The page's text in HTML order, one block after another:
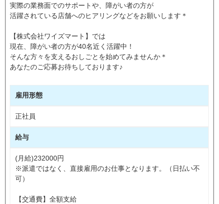
実際の業務面でのサポートや、障がい者の方が
活躍されている店舗へのヒアリングなどをお願いします＊
【株式会社ワイズマート】では
現在、障がい者の方が40名近く活躍中！
そんな方々を支えるおしごとを始めてみませんか＊
あなたのご応募お待ちしております♪
雇用形態
正社員
給与
(月給)232000円
※派遣ではなく、直接雇用のお仕事となります。（日払い不
可）
【交通費】全額支給